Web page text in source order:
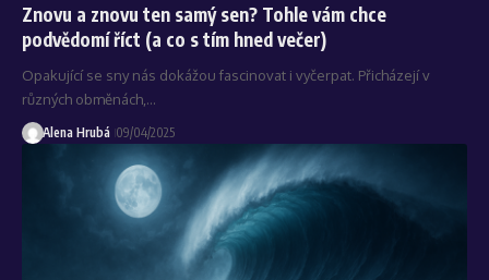
Znovu a znovu ten samý sen? Tohle vám chce
podvědomí říct (a co s tím hned večer)
Opakující se sny nás dokážou fascinovat i vyčerpat. Přicházejí v
různých obměnách,…
Alena Hrubá 09/04/2025